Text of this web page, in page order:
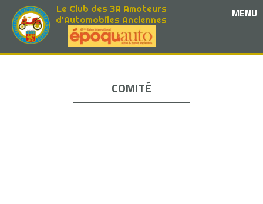
MENU
Le Club des 3A Amateurs
d'Automobiles Anciennes
COMITÉ